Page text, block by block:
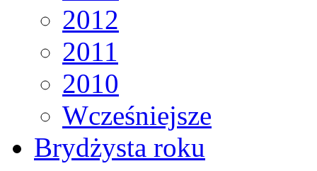
2012
2011
2010
Wcześniejsze
Brydżysta roku